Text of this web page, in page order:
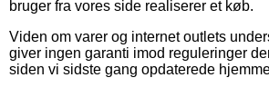
bruger fra vores side realiserer et køb.
Viden om varer og internet outlets
giver ingen garanti imod reguleringer
siden vi sidste gang opdaterede